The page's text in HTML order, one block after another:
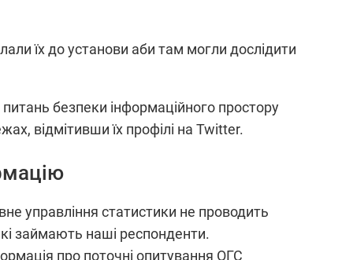
їх до установи аби там могли дослідити
безпеки інформаційного простору
відмітивши їх профілі на Twitter.
управління статистики не проводить
займають наші респонденти.
про поточні опитування ОГС